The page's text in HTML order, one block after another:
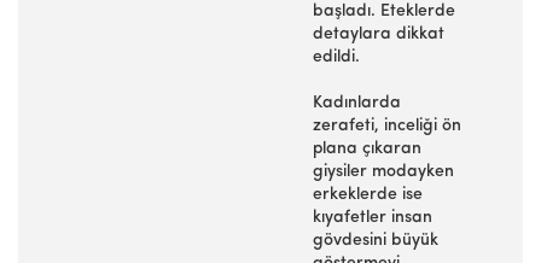
başladı. Eteklerde
detaylara dikkat
edildi.
Kadınlarda
zerafeti, inceliği ön
plana çıkaran
giysiler modayken
erkeklerde ise
kıyafetler insan
gövdesini büyük